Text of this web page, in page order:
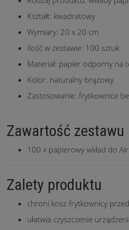
Kształt: kwadratowy
Wymiary: 20 x 20 cm
Ilość w zestawie: 100 sztuk
Materiał: papier odporny na
Kolor: naturalny brązowy
Zastosowanie: frytkownice
Zawartość zestawu
100 x papierowy wkład do
Zalety produktu
chroni kosz frytkownicy
ułatwia czyszczenie